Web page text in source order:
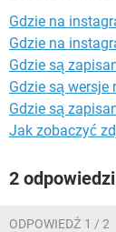
Gdzie na
Gdzie na
Gdzie są
Gdzie są wersje
Gdzie są
Jak zobaczyć
2 odpowiedzi
ODPOWIEDŹ 1 / 2